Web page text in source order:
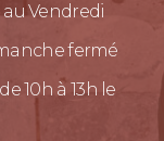
au Vendredi
fermé
10h à 13h le